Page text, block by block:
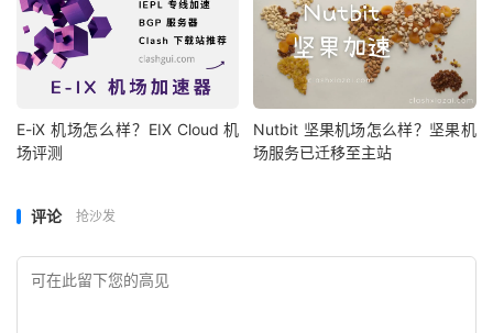
E-iX 机场怎么样？EIX Cloud 机
场评测
Nutbit 坚果机场怎么样？坚果机
场服务已迁移至主站
评论 抢沙发